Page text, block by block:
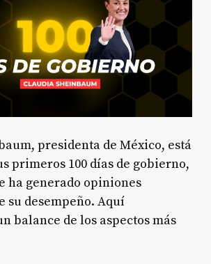
presidenta de México, está
primeros 100 días de gobierno,
ha generado opiniones
su desempeño. Aquí
balance de los aspectos más